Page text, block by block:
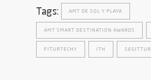
Tags: AMT DE SOL Y PLAYA
AMT SMART DESTINATION AWARDS
FITURTECHY ITH SEGITTUR